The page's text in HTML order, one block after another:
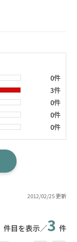
2012/02/25 更新
0件
3件
0件
0件
0件
件目を表示／3 件